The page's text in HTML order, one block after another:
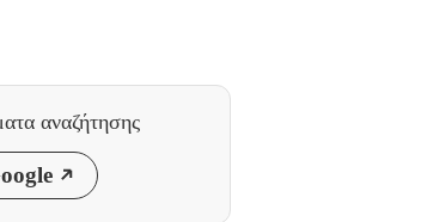
αναζήτησης